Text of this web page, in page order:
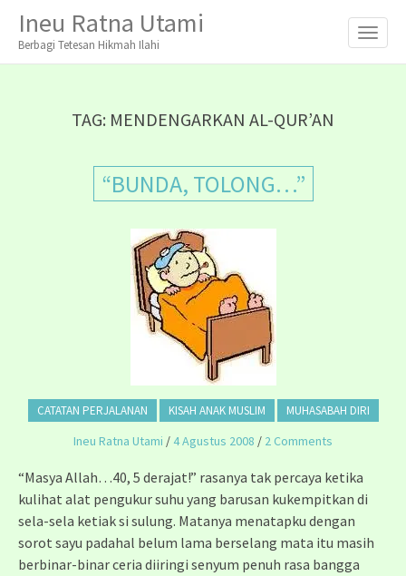
I
Ineu Ratna Utami
Berbagi Tetesan Hikmah Ilahi
TAG: MENDENGARKAN AL-QUR’AN
“BUNDA, TOLONG…”
CATATAN PERJALANAN KISAH ANAK MUSLIM MUHASABAH DIRI
Ineu Ratna Utami /4 Agustus 2008 / 2 Comments
“Masya Allah…40, 5 derajat!” rasanya tak percaya ketika
kulihat alat pengukur suhu yang barusan kukempitkan di
sela-sela ketiak si sulung. Matanya menatapku dengan
sorot sayu padahal belum lama berselang mata itu masih
berbinar-binar ceria diiringi senyum penuh rasa bangga